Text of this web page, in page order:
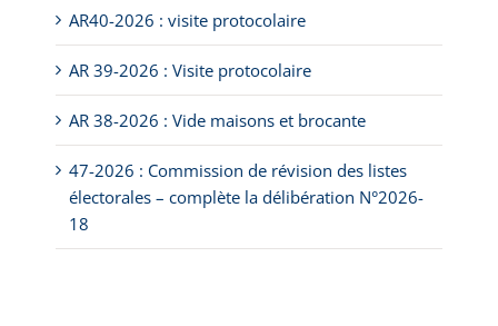
AR40-2026 : visite protocolaire
AR 39-2026 : Visite protocolaire
AR 38-2026 : Vide maisons et brocante
47-2026 : Commission de révision des listes
électorales – complète la délibération N°2026-
18